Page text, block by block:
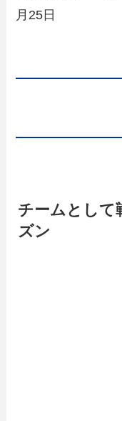
月25日
チームとして
ズン